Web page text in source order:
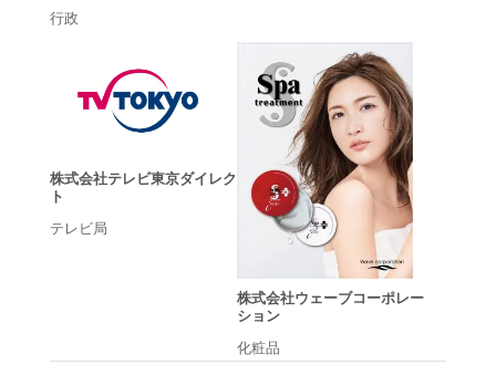
行政
株式会社テレビ東京ダイレク
ト
テレビ局
株式会社ウェーブコーポレー
ション
化粧品